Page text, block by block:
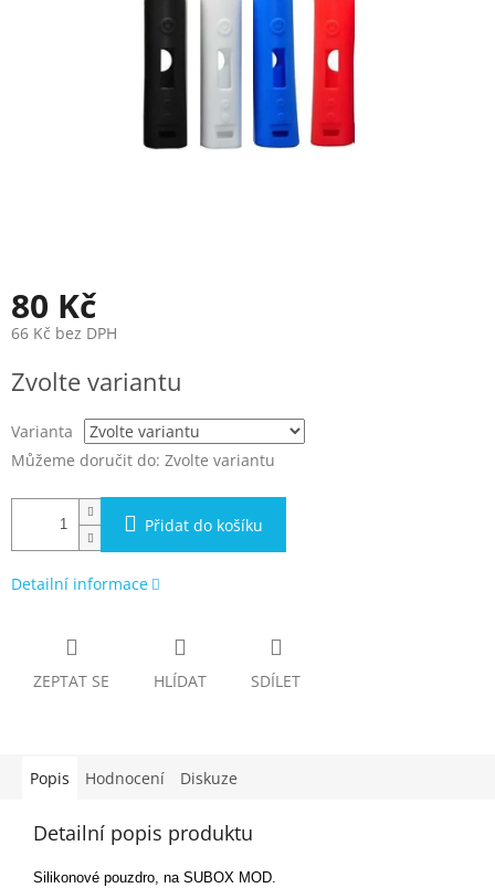
80 Kč
66 Kč bez DPH
cena:
Zvolte variantu
Varianta
Můžeme doručit do: Zvolte variantu
Přidat do košíku
Detailní informace
ZEPTAT SE HLÍDAT SDÍLET
Popis Hodnocení Diskuze
Detailní popis produktu
Silikonové pouzdro, na SUBOX MOD.